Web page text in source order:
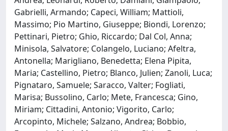
Gabrielli, Armando; Capeci, William; Mattioli,
Massimo; Pio Martino, Giuseppe; Biondi, Lorenzo;
Pettinari, Pietro; Ghio, Riccardo; Dal Col, Anna;
Minisola, Salvatore; Colangelo, Luciano; Afeltra,
Antonella; Marigliano, Benedetta; Elena Pipita,
Maria; Castellino, Pietro; Blanco, Julien; Zanoli, Luca;
Pignataro, Samuele; Saracco, Valter; Fogliati,
Marisa; Bussolino, Carlo; Mete, Francesca; Gino,
Miriam; Cittadini, Antonio; Vigorito, Carlo;
Arcopinto, Michele; Salzano, Andrea; Bobbio,